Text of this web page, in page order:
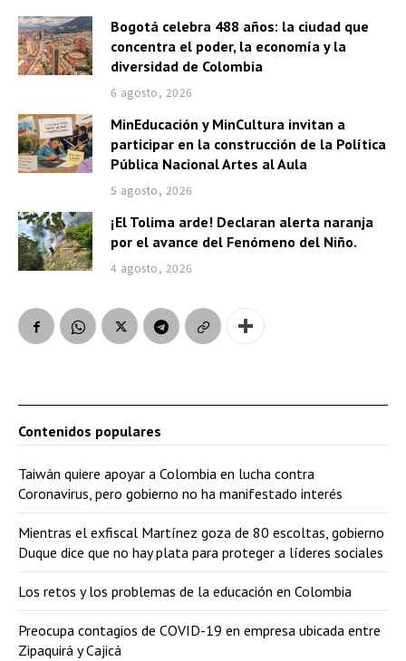
Bogotá celebra 488 años: la ciudad que
concentra el poder, la economía y la
diversidad de Colombia
6 agosto, 2026
MinEducación y MinCultura invitan a
participar en la construcción de la Política
Pública Nacional Artes al Aula
5 agosto, 2026
¡El Tolima arde! Declaran alerta naranja
por el avance del Fenómeno del Niño.
4 agosto, 2026
Contenidos populares
Taiwán quiere apoyar a Colombia en lucha contra
Coronavirus, pero gobierno no ha manifestado interés
Mientras el exfiscal Martínez goza de 80 escoltas, gobierno
Duque dice que no hay plata para proteger a líderes sociales
Los retos y los problemas de la educación en Colombia
Preocupa contagios de COVID-19 en empresa ubicada entre
Zipaquirá y Cajicá